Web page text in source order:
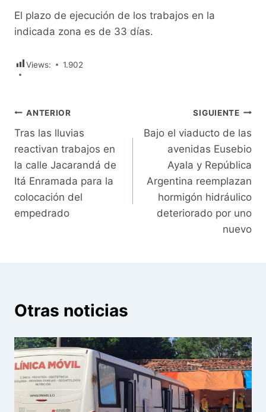
El plazo de ejecución de los trabajos en la
indicada zona es de 33 días.
Views: 1.902
Navegación
de
entradas
ANTERIOR
Tras las lluvias
reactivan trabajos en
la calle Jacarandá de
Itá Enramada para la
colocación del
empedrado
SIGUIENTE
Bajo el viaducto de las
avenidas Eusebio
Ayala y República
Argentina reemplazan
hormigón hidráulico
deteriorado por uno
nuevo
Otras noticias